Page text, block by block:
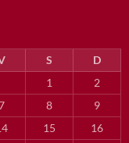
S
D
1
2
8
9
15
16